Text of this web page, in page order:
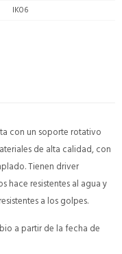
IK06
con un soporte rotativo
de alta calidad, con
Tienen driver
hace resistentes al agua y
a los golpes.
a partir de la fecha de